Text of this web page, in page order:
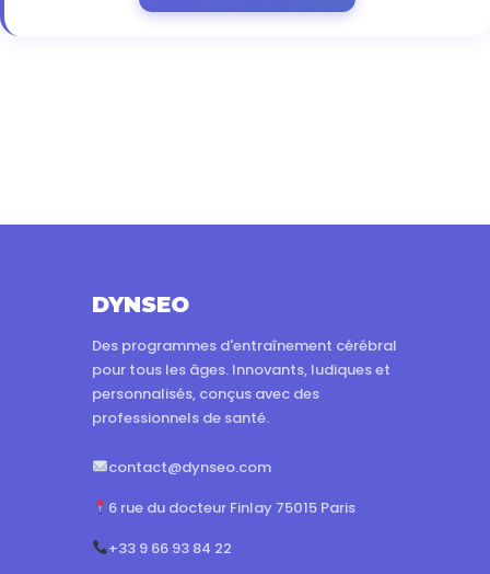
DYNSEO
Des programmes d'entraînement cérébral
pour tous les âges. Innovants, ludiques et
personnalisés, conçus avec des
professionnels de santé.
contact@dynseo.com
6 rue du docteur Finlay 75015 Paris
+33 9 66 93 84 22